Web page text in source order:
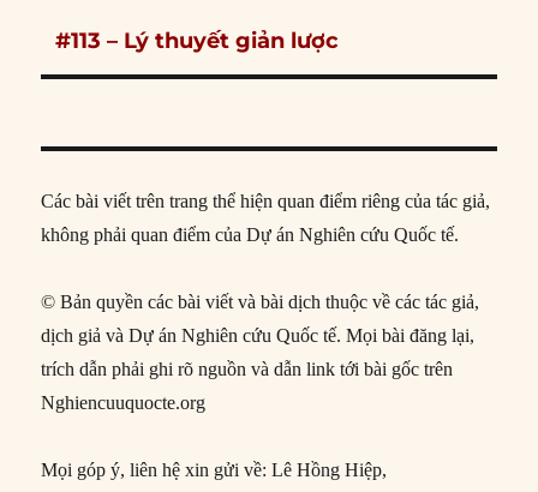
Next
post:
#113 – Lý thuyết giản lược
Các bài viết trên trang thể hiện quan điểm riêng của tác giả,
không phải quan điểm của Dự án Nghiên cứu Quốc tế.
© Bản quyền các bài viết và bài dịch thuộc về các tác giả,
dịch giả và Dự án Nghiên cứu Quốc tế. Mọi bài đăng lại,
trích dẫn phải ghi rõ nguồn và dẫn link tới bài gốc trên
Nghiencuuquocte.org
Mọi góp ý, liên hệ xin gửi về: Lê Hồng Hiệp,